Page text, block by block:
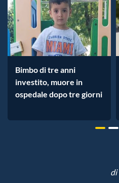
Bimbo di tre anni
investito, muore in
ospedale dopo tre giorni
di